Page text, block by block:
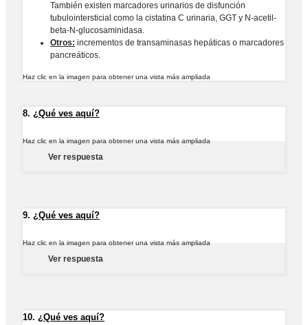
También existen marcadores urinarios de disfunción
tubulointersticial como la cistatina C urinaria, GGT y N-acetil-
beta-N-glucosaminidasa.
Otros: incrementos de transaminasas hepáticas o marcadores
pancreáticos.
Haz clic en la imagen para obtener una vista más ampliada
8. ¿Qué ves aquí?
Haz clic en la imagen para obtener una vista más ampliada
Ver respuesta
9. ¿Qué ves aquí?
Haz clic en la imagen para obtener una vista más ampliada
Ver respuesta
10. ¿Qué ves aquí?